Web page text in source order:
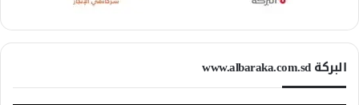
البركة www.albaraka.com.sd